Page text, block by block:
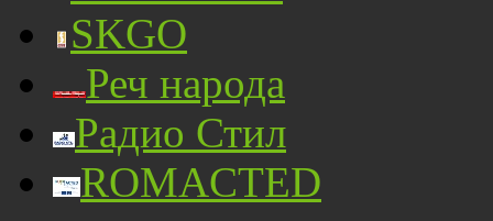
SKGO
Реч народа
Радио Стил
ROMACTED